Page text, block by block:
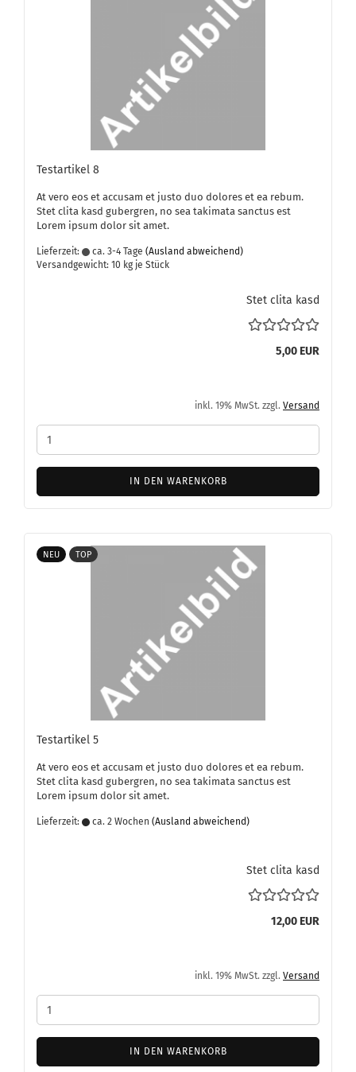
Te­st­ar­ti­kel 8
At vero eos et ac­cu­sam et justo duo do­lo­res et ea rebum.
Stet clita kasd gu­ber­gren, no sea ta­ki­ma­ta sanc­tus est
Lorem ipsum dolor sit amet.
Lieferzeit: ca. 3-4 Tage (Ausland abweichend)
Versandgewicht: 10 kg je Stück
Stet clita kasd
5,00 EUR
inkl. 19% MwSt. zzgl. Versand
IN DEN WARENKORB
NEU TOP
Te­st­ar­ti­kel 5
At vero eos et ac­cu­sam et justo duo do­lo­res et ea rebum.
Stet clita kasd gu­ber­gren, no sea ta­ki­ma­ta sanc­tus est
Lorem ipsum dolor sit amet.
Lieferzeit: ca. 2 Wochen (Ausland abweichend)
Stet clita kasd
12,00 EUR
inkl. 19% MwSt. zzgl. Versand
IN DEN WARENKORB